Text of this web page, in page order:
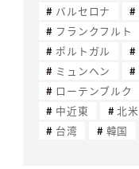
バルセロナ
フランクフルト
ポルトガル
ミュンヘン
ローテンブルク
中近東
北米
台湾
韓国